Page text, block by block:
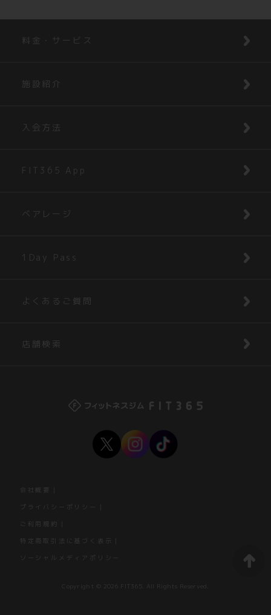
料金・サービス
施設紹介
入会方法
FIT365 App
ベアレージ
1Day Pass
よくあるご質問
店舗検索
会社概要
プライバシーポリシー
ご利用規約
特定商取引法に基づく表示
ソーシャルメディアポリシー
Copyright © 2026 FIT365. All Rights Reserved.